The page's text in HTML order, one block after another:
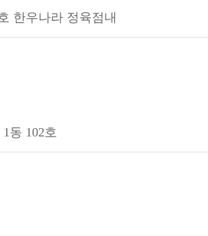
한우나라 정육점내
동 102호